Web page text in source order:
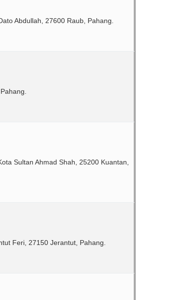
Abdullah, 27600 Raub, Pahang.
Sultan Ahmad Shah, 25200 Kuantan,
Feri, 27150 Jerantut, Pahang.